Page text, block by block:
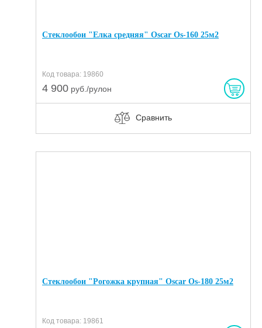
Стеклообои "Елка средняя" Oscar Os-160 25м2
Код товара: 19860
4 900 руб./рулон
Сравнить
Стеклообои "Рогожка крупная" Oscar Os-180 25м2
Код товара: 19861